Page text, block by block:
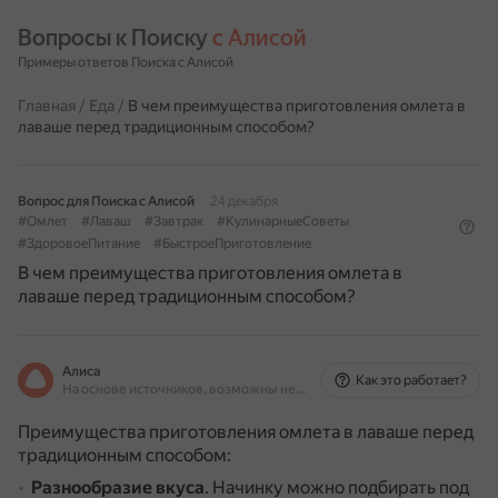
Вопросы к Поиску с Алисой
Примеры ответов Поиска с Алисой
Главная / Еда / В чем преимущества приготовления омлета в
лаваше перед традиционным способом?
Вопрос для Поиска с Алисой
24 декабря
#Омлет
#Лаваш #Завтрак
#КулинарныеСоветы
#ЗдоровоеПитание
#БыстроеПриготовление
В чем преимущества приготовления омлета в
лаваше перед традиционным способом?
Алиса
На основе источников, возможны неточности
Как это работает?
Преимущества приготовления омлета в лаваше перед
традиционным способом:
Разнообразие вкуса. Начинку можно подбирать под